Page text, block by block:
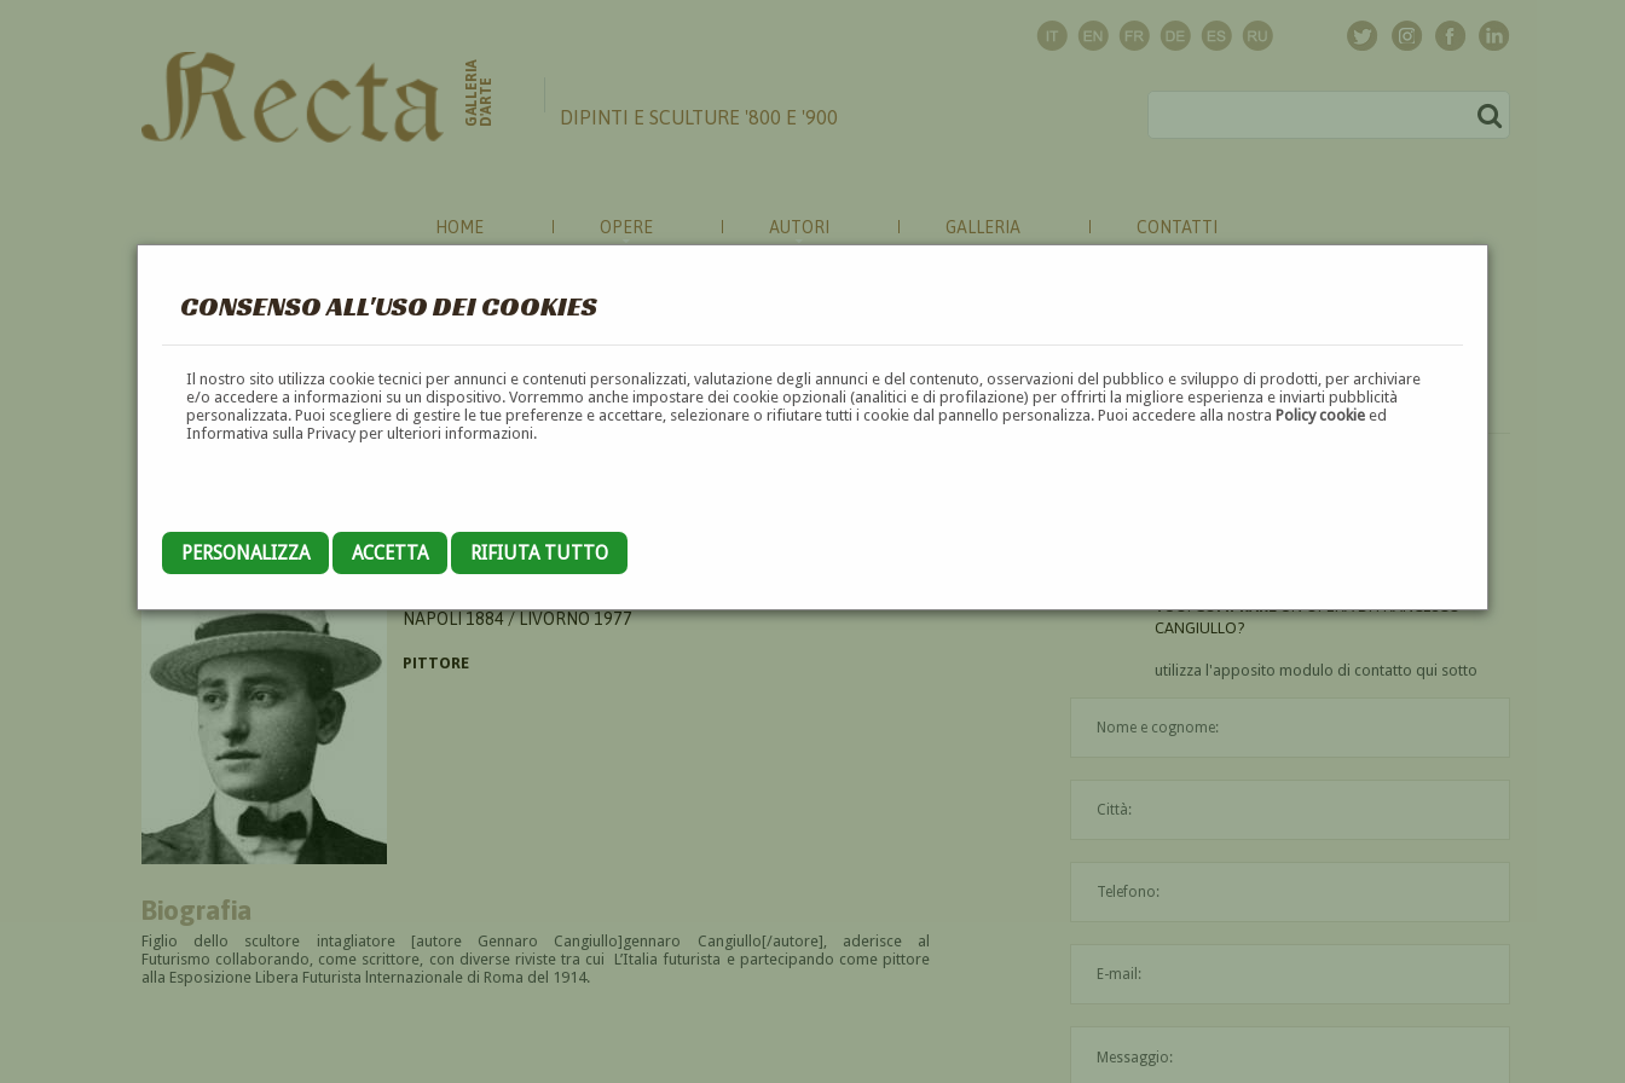
CONSENSO ALL'USO DEI COOKIES
Il nostro sito utilizza cookie tecnici per annunci e contenuti personalizzati, valutazione degli annunci e del contenuto, osservazioni del pubblico e sviluppo di prodotti, per archiviare
e/o accedere a informazioni su un dispositivo. Vorremmo anche impostare dei cookie opzionali (analitici e di profilazione) per offrirti la migliore esperienza e inviarti pubblicità
personalizzata. Puoi scegliere di gestire le tue preferenze e accettare, selezionare o rifiutare tutti i cookie dal pannello personalizza. Puoi accedere alla nostraPolicy cookie ed
Informativa sulla Privacy per ulteriori informazioni.
PERSONALIZZA ACCETTA RIFIUTA TUTTO
GALLERIAD'ARTE DIPINTI E SCULTURE '800 E '900
HOME OPERE AUTORI GALLERIA CONTATTI
FRANCESCO CANGIULLO
NAPOLI 1884 / LIVORNO 1977
PITTORE
Biografia
Figlio dello scultore intagliatore [autore Gennaro Cangiullo]gennaro Cangiullo[/autore], aderisce al
Futurismo collaborando, come scrittore, con diverse riviste tra cui L’Italia futurista e partecipando come pittore
alla Esposizione Libera Futurista lnternazionale di Roma del 1914.
VUOICOMPRAREUN'OPERA DI FRANCESCO
CANGIULLO?
utilizza l'apposito modulo di contatto qui sotto